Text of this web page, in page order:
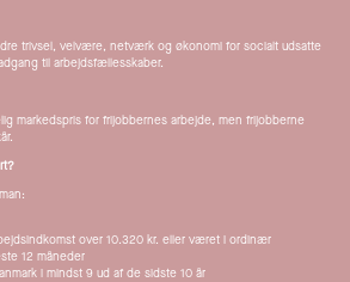
trivsel, velvære, netværk og økonomi for socialt udsatte
til arbejdsfællesskaber.
markedspris for frijobbernes arbejde, men frijobberne
over 10.320 kr. eller været i ordinær
12 måneder
i mindst 9 ud af de sidste 10 år